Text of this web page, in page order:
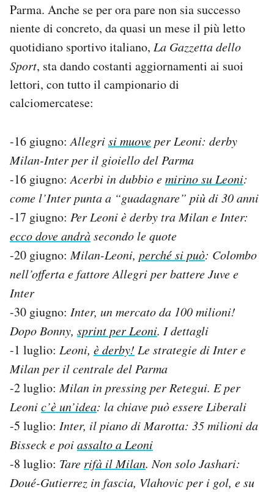
Parma. Anche se per ora pare non sia successo
niente di concreto, da quasi un mese il più letto
quotidiano sportivo italiano, La Gazzetta dello
Sport, sta dando costanti aggiornamenti ai suoi
lettori, con tutto il campionario di
calciomercatese:
-16 giugno:Allegrisi muoveper Leoni: derby
Milan-Inter per il gioiello del Parma
-16 giugno:Acerbi in dubbio emirino su Leoni:
come l’Inter punta a “guadagnare” più di 30 anni
-17 giugno: Per Leoni è derby tra Milan e Inter:
ecco dove andràsecondo le quote
-20 giugno:Milan-Leoni, perché si può: Colombo
nell’offerta e fattore Allegri per battere Juve e
Inter
-30 giugno: Inter, un mercato da 100 milioni!
Dopo Bonny, sprint per Leoni. I dettagli
-1 luglio: Leoni, è derby! Le strategie di Inter e
Milan per il centrale del Parma
-2 luglio:Milan in pressing per Retegui. E per
Leonic’è un’idea: la chiave può essere Liberali
-5 luglio: Inter, il piano di Marotta: 35 milioni da
Bisseck e poiassalto a Leoni
-8 luglio: Tare rifà il Milan. Non solo Jashari:
Doué-Gutierrez in fascia, Vlahovic per i gol, e su